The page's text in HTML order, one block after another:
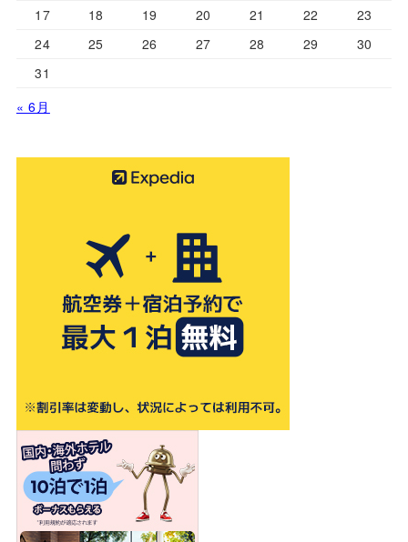
17
18 19 20 21 22
23
24
25 26 27 28 29
30
31
« 6月